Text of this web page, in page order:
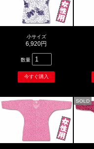
小サイズ
6,920円
数量
SOLD